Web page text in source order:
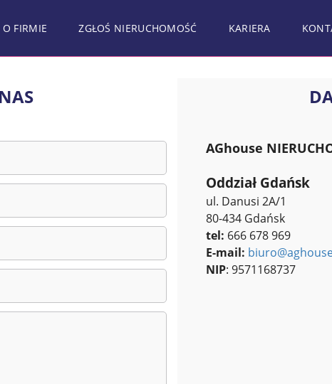
O FIRMIE ZGŁOŚ NIERUCHOMOŚĆ KARIERA
AGhouse
Oddział Gdańsk
ul. Danusi 2A/1
80-434 Gdańsk
tel: 666 678 969
E-mail:
NIP: 9571168737